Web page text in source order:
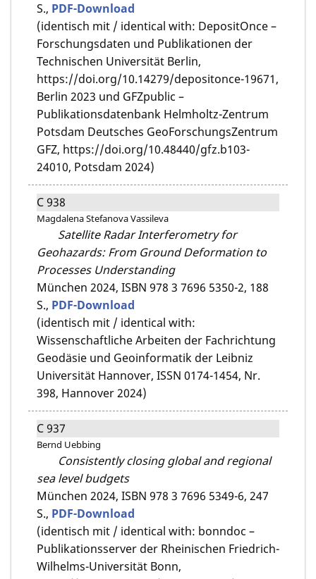
S., PDF-Download
(identisch mit / identical with: DepositOnce –
Forschungsdaten und Publikationen der
Technischen Universität Berlin,
https://doi.org/10.14279/depositonce-19671,
Berlin 2023 und GFZpublic –
Publikationsdatenbank Helmholtz-Zentrum
Potsdam Deutsches GeoForschungsZentrum
GFZ, https://doi.org/10.48440/gfz.b103-
24010, Potsdam 2024)
C 938
Magdalena Stefanova Vassileva
Satellite Radar Interferometry for
Geohazards: From Ground Deformation to
Processes Understanding
München 2024, ISBN 978 3 7696 5350-2, 188
S., PDF-Download
(identisch mit / identical with:
Wissenschaftliche Arbeiten der Fachrichtung
Geodäsie und Geoinformatik der Leibniz
Universität Hannover, ISSN 0174-1454, Nr.
398, Hannover 2024)
C 937
Bernd Uebbing
Consistently closing global and regional
sea level budgets
München 2024, ISBN 978 3 7696 5349-6, 247
S., PDF-Download
(identisch mit / identical with: bonndoc –
Publikationsserver der Rheinischen Friedrich-
Wilhelms-Universität Bonn,